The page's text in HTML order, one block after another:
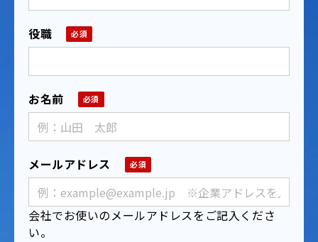
役職
お名前
メールアドレス
会社でお使いのメールアドレスをご記入くださ
い。